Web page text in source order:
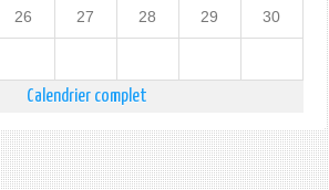
26 27 28 29 30
Calendrier complet